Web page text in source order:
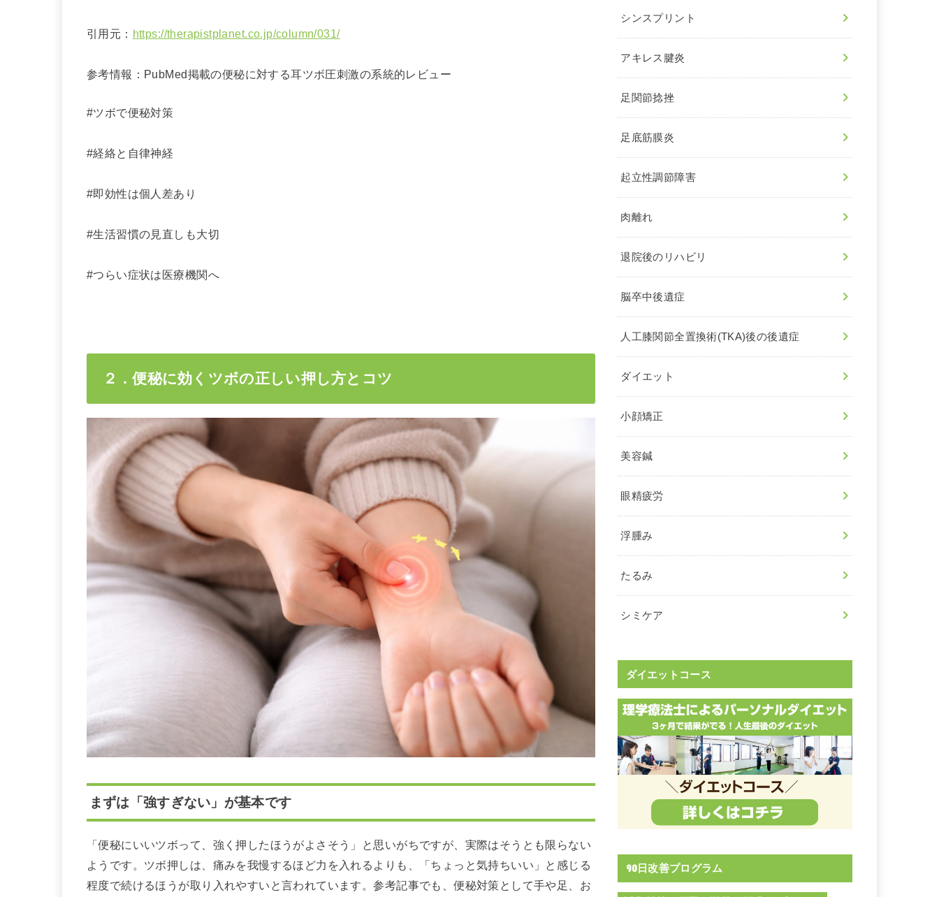
引用元： https://therapistplanet.co.jp/column/031/
参考情報：PubMed掲載の便秘に対する耳ツボ圧刺激の系統的レビュー
#ツボで便秘対策
#経絡と自律神経
#即効性は個人差あり
#生活習慣の見直しも大切
#つらい症状は医療機関へ
２．便秘に効くツボの正しい押し方とコツ
まずは「強すぎない」が基本です
「便秘にいいツボって、強く押したほうがよさそう」と思いがちですが、実際はそうとも限らない
ようです。ツボ押しは、痛みを我慢するほど力を入れるよりも、「ちょっと気持ちいい」と感じる
程度で続けるほうが取り入れやすいと言われています。参考記事でも、便秘対策として手や足、お
シンスプリント
アキレス腱炎
足関節捻挫
足底筋膜炎
起立性調節障害
肉離れ
退院後のリハビリ
脳卒中後遺症
人工膝関節全置換術(TKA)後の後遺症
ダイエット
小顔矯正
美容鍼
眼精疲労
浮腫み
たるみ
シミケア
ダイエットコース
90日改善プログラム